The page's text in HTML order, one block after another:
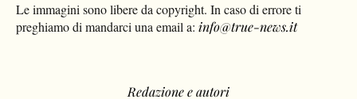
Le immagini sono libere da copyright. In caso di errore ti
preghiamo di mandarci una email a: info@true-news.it
Redazione e autori